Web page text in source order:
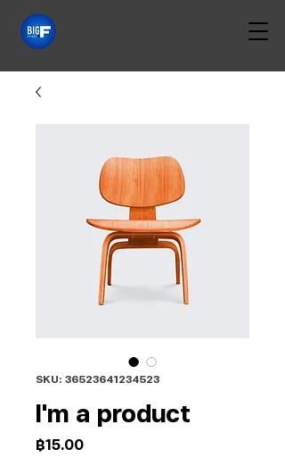
SKU: 36523641234523
I'm a product
฿15.00ราคา